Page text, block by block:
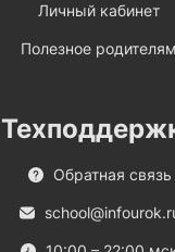
Личный кабинет
Полезное родителям
Обратная связь